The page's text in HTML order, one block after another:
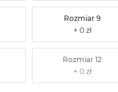
Rozmiar 9
Rozmiar 12